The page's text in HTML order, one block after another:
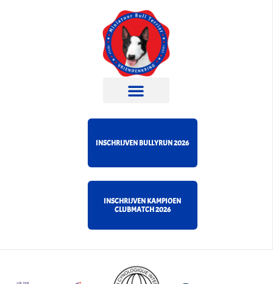
INSCHRIJVEN BULLYRUN 2026
INSCHRIJVEN KAMPIOEN
CLUBMATCH 2026